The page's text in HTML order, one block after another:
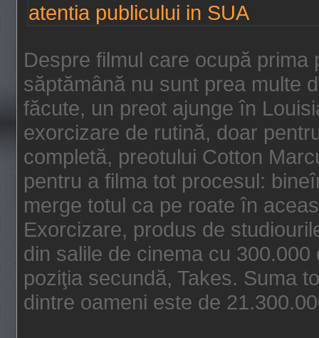
Despre filmul care ocupă
săptămână nu sunt prea multe
făcute, un preot ajunge în
exorcizare de rutină, doar
completă, preotului Cotton
pentru a filma tot procesul:
merge totul ca pe roate în
Exorcizare, produs de
din salile de cinema cu
poziţia secundă, Takes. Suma
dintre oameni este de